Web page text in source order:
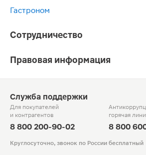
Гастроном
Сотрудничество
Правовая информация
Служба поддержки
Для покупателей
и контрагентов
8 800 200-90-02
горячая
8 800
Круглосуточно, звонок по России бесплатный